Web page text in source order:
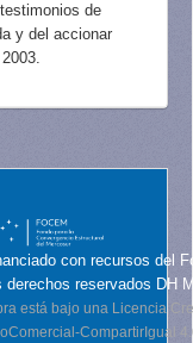
de
y del accionar
con recursos del
reservados DH
está bajo una Licencia
CompartirIgual